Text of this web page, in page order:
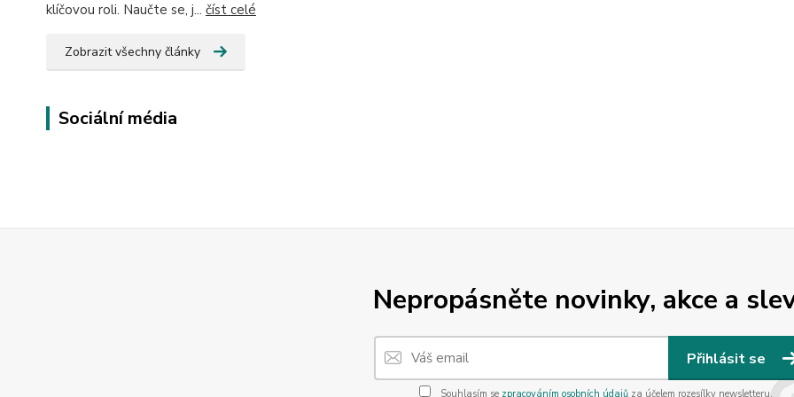
klíčovou roli. Naučte se, j... číst celé
Zobrazit všechny články
Sociální média
Nepropásněte novinky, akce a
Přihlásit se
Souhlasím se zpracováním osobních údajůza účelem rozesílky newsletteru.